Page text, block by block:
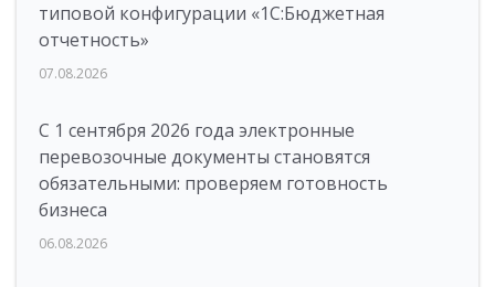
типовой конфигурации «1C:Бюджетная
отчетность»
07.08.2026
С 1 сентября 2026 года электронные
перевозочные документы становятся
обязательными: проверяем готовность
бизнеса
06.08.2026